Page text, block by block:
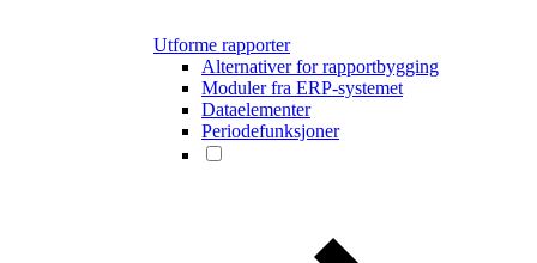
Utforme rapporter
Alternativer for rapportbygging
Moduler fra ERP-systemet
Dataelementer
Periodefunksjoner